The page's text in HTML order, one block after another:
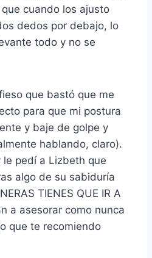
cuando los ajusto
dedos por debajo, lo
todo y no se
que bastó que me
para que mi postura
y baje de golpe y
hablando, claro).
pedí a Lizbeth que
algo de su sabiduría
TIENES QUE IR A
a asesorar como nunca
que te recomiendo